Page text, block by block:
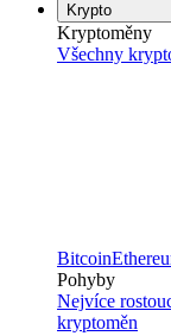
Krypto
Kryptoměny
Všechny
Bitcoin
Pohyby
Nejvíce
kryptoměn